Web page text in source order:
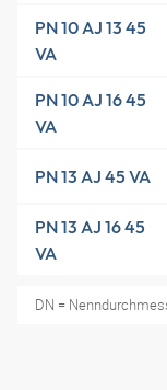
PN 10 AJ 13 45
VA
PN 10 AJ 16 45
VA
PN 13 AJ 45 VA
PN 13 AJ 16 45
VA
DN =